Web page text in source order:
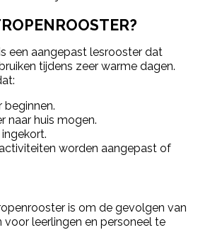
een aangepast lesrooster dat
tijdens zeer warme dagen.
beginnen.
naar huis mogen.
worden aangepast of
is om de gevolgen van
leerlingen en personeel te